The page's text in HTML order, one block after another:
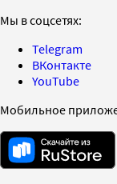
Мы в соцсетях:
Telegram
ВКонтакте
YouTube
Мобильное